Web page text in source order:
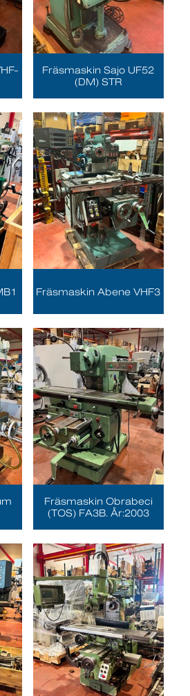
Fräsmaskin Sajo UF52
(DM) STR
Fräsmaskin Abene VHF3
Fräsmaskin Obrabeci
(TOS) FA3B. År:2003